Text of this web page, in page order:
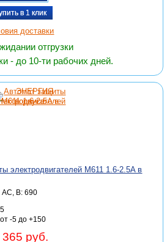
в 1 клик
доставки
отгрузки
- до 10-ти рабочих дней.
M611 1.6-2.5A в
АС, В: 690
-5 до +150
365 руб.